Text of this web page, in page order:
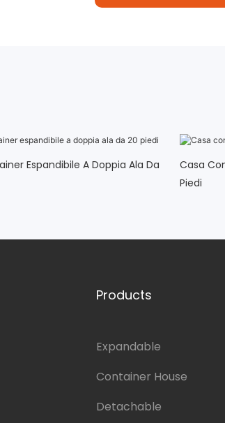
Espandibile A Doppia Ala Da
Casa
Piedi
Products
Expandable
Container House
Detachable